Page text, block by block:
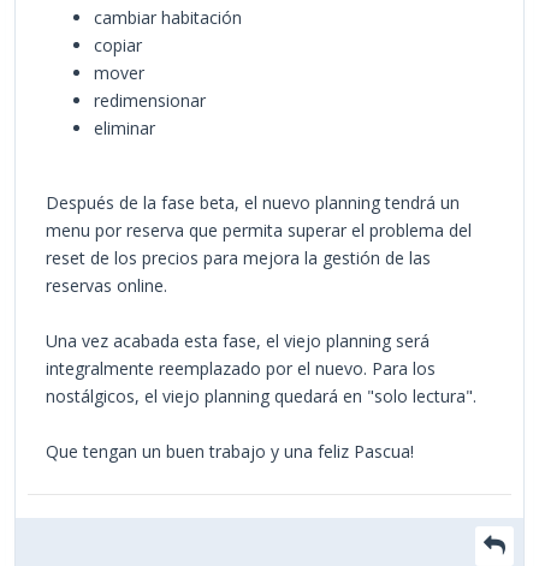
cambiar habitación
copiar
mover
redimensionar
eliminar
Después de la fase beta, el nuevo planning tendrá un
menu por reserva que permita superar el problema del
reset de los precios para mejora la gestión de las
reservas online.
Una vez acabada esta fase, el viejo planning será
integralmente reemplazado por el nuevo. Para los
nostálgicos, el viejo planning quedará en "solo lectura".
Que tengan un buen trabajo y una feliz Pascua!